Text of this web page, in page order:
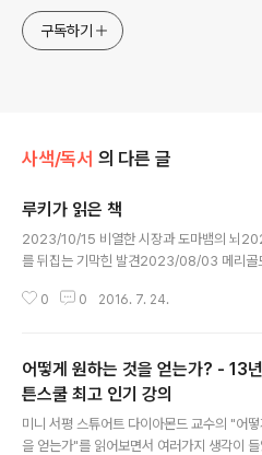
구독하기
사색/독서 의 다른 글
루키가 읽은 책
2023/10/15 비열한 시장과 도마뱀의 뇌
를 뒤집는 기막힌 발견2023/08/03 메리
09/25 워런버핏 바이블 20212022/09/21
양자컴퓨터 - 광양자컴퓨터의 원리와 이론
15 질서너머 - 인생의 다음 단계로 나아
레볼루션 - 현실과 메타버스를 넘나드는 ..
0 0 2016. 7. 24.
어떻게 원하는 것을 얻는가? - 13
튼스쿨 최고 인기 강의
미니 서평 스튜어트 다이아몬드 교수의 "어
을 얻는가"를 읽어보면서 여러가지 생각이